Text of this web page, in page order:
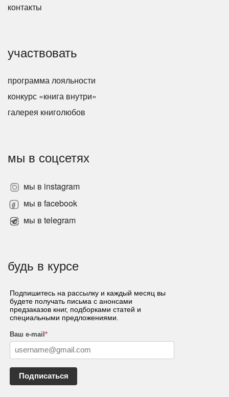
контакты
участвовать
программа лояльности
конкурс «книга внутри»
галерея книголюбов
мы в соцсетях
мы в instagram
мы в facebook
мы в telegram
будь в курсе
Подпишитесь на рассылку и каждый месяц вы
будете получать письма с анонсами
предзаказов книг, подборками статей и
специальными предложениями.
Ваш e-mail*
Подписаться